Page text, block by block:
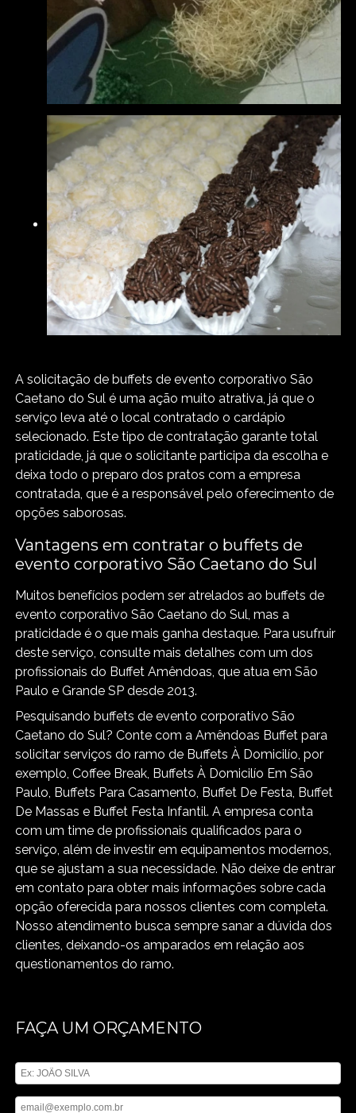
A solicitação de buffets de evento corporativo São
Caetano do Sul é uma ação muito atrativa, já que o
serviço leva até o local contratado o cardápio
selecionado. Este tipo de contratação garante total
praticidade, já que o solicitante participa da escolha e
deixa todo o preparo dos pratos com a empresa
contratada, que é a responsável pelo oferecimento de
opções saborosas.
Vantagens em contratar o buffets de
evento corporativo São Caetano do Sul
Muitos benefícios podem ser atrelados ao buffets de
evento corporativo São Caetano do Sul, mas a
praticidade é o que mais ganha destaque. Para usufruir
deste serviço, consulte mais detalhes com um dos
profissionais do Buffet Amêndoas, que atua em São
Paulo e Grande SP desde 2013.
Pesquisando buffets de evento corporativo São
Caetano do Sul? Conte com a Amêndoas Buffet para
solicitar serviços do ramo de Buffets À Domicilío, por
exemplo, Coffee Break, Buffets À Domicilío Em São
Paulo, Buffets Para Casamento, Buffet De Festa, Buffet
De Massas e Buffet Festa Infantil. A empresa conta
com um time de profissionais qualificados para o
serviço, além de investir em equipamentos modernos,
que se ajustam a sua necessidade. Não deixe de entrar
em contato para obter mais informações sobre cada
opção oferecida para nossos clientes com completa.
Nosso atendimento busca sempre sanar a dúvida dos
clientes, deixando-os amparados em relação aos
questionamentos do ramo.
FAÇA UM ORÇAMENTO